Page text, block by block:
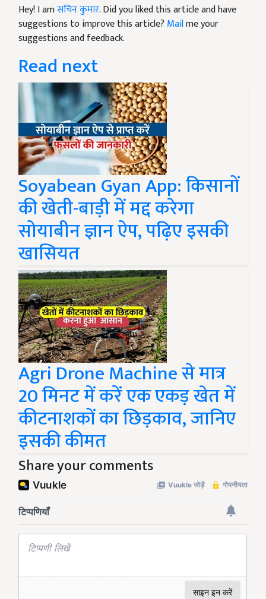
Hey! I amसचिन कुमार. Did you liked this article and have
suggestions to improve this article? Mailme your
suggestions and feedback.
Read next
Soyabean Gyan App: किसानों
की खेती-बाड़ी में मद्द करेगा
सोयाबीन ज्ञान ऐप, पढ़िए इसकी
खासियत
Agri Drone Machine से मात्र
20 मिनट में करें एक एकड़ खेत में
कीटनाशकों का छिड़काव, जानिए
इसकी कीमत
Share your comments